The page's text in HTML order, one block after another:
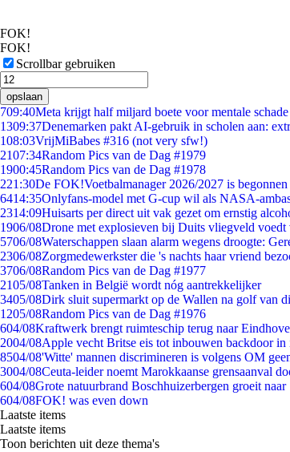
FOK!
FOK!
Scrollbar gebruiken
opslaan
709:40Meta krijgt half miljard boete voor mentale
1309:37Denemarken pakt AI-gebruik in scholen aan:
108:03VrijMiBabes #316 (not very sfw!)
2107:34Random Pics van de Dag #1979
1900:45Random Pics van de Dag #1978
221:30De FOK!Voetbalmanager 2026/2027 is begonnen
6414:35Onlyfans-model met G-cup wil als NASA-
2314:09Huisarts per direct uit vak gezet om ernstig
1906/08Drone met explosieven bij Duits vliegveld voedt
5706/08Waterschappen slaan alarm wegens droogte:
2306/08Zorgmedewerkster die 's nachts haar vriend
3706/08Random Pics van de Dag #1977
2105/08Tanken in België wordt nóg aantrekkelijker
3405/08Dirk sluit supermarkt op de Wallen na golf van
1205/08Random Pics van de Dag #1976
604/08Kraftwerk brengt ruimteschip terug naar
2004/08Apple vecht Britse eis tot inbouwen backdoor in
8504/08'Witte' mannen discrimineren is volgens OM
3004/08Ceuta-leider noemt Marokkaanse grensaanval
604/08Grote natuurbrand Boschhuizerbergen groeit naar
604/08FOK! was even down
Laatste items
Laatste items
Toon berichten uit deze thema's